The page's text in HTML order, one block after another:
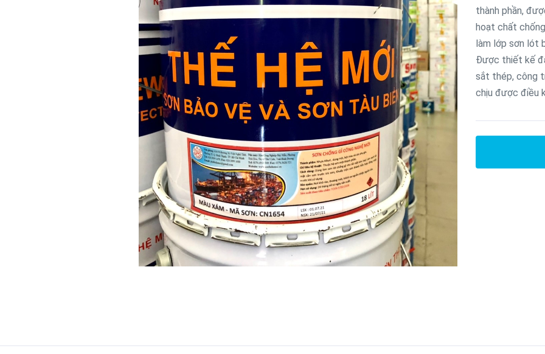
thành phần,
hoạt chất
làm lớp sơn lót
Được thiết kế
sắt thép, công
chịu được điều